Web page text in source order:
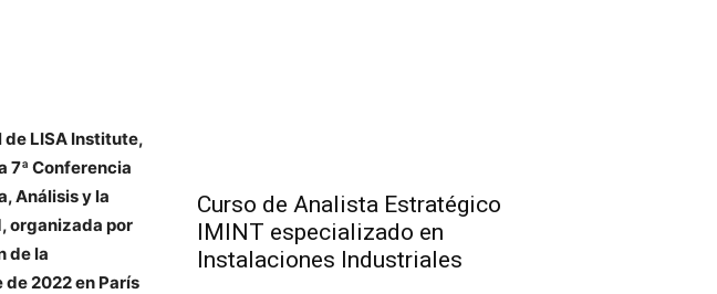
de LISA Institute,
7ª Conferencia
Análisis y la
organizada por
de la
2022 en París
Curso de Analista Estratégico
IMINT especializado en
Instalaciones Industriales